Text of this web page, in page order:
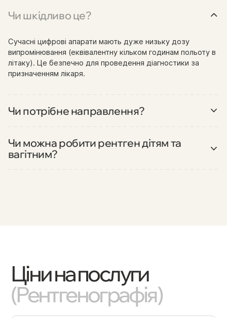
Чи шкідливо це?
Сучасні цифрові апарати мають дуже низьку дозу
випромінювання (еквівалентну кільком годинам польоту в
літаку). Це безпечно для проведення діагностики за
призначенням лікаря.
Чи потрібне направлення?
проекціях потрібно дослідити.
Чи можна робити рентген дітям та
вагітним?
Ціни на послуги
(Рентгенографія)